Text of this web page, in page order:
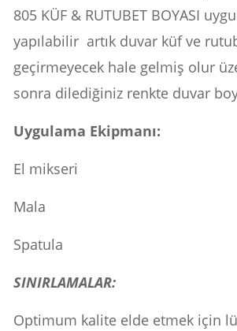
805 KÜF & RUTUBET BOYASI
yapılabilir artık duvar küf ve
geçirmeyecek hale gelmiş olur
sonra dilediğiniz renkte duvar
Uygulama Ekipmanı:
El mikseri
Mala
Spatula
SINIRLAMALAR:
Optimum kalite elde etmek için